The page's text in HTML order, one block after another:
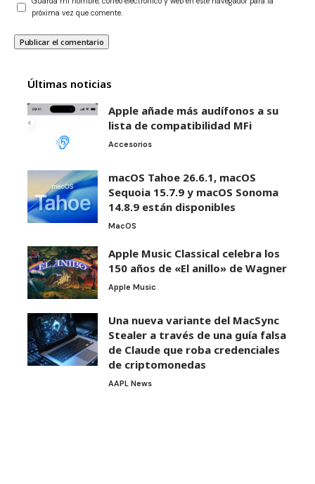
próxima vez que comente.
Últimas noticias
Apple añade más audífonos a su
lista de compatibilidad MFi
Accesorios
macOS Tahoe 26.6.1, macOS
Sequoia 15.7.9 y macOS Sonoma
14.8.9 están disponibles
MacOS
Apple Music Classical celebra los
150 años de «El anillo» de Wagner
Apple Music
Una nueva variante del MacSync
Stealer a través de una guía falsa
de Claude que roba credenciales
de criptomonedas
AAPL News